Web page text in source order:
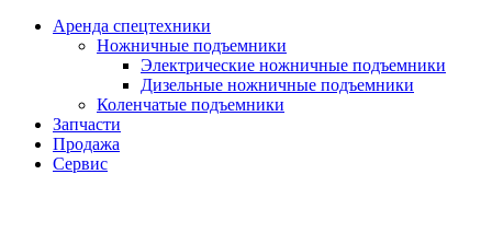
Аренда спецтехники
Ножничные подъемники
Электрические ножничные подъемники
Дизельные ножничные подъемники
Коленчатые подъемники
Запчасти
Продажа
Сервис